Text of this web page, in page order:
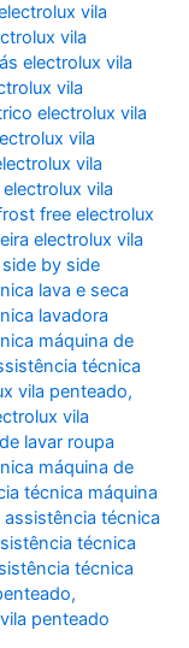
vila
vila
electrolux vila
vila
electrolux vila
vila
vila
vila
free electrolux
electrolux vila
by side
lava e seca
lavadora
máquina de
técnica
vila penteado,
vila
lavar roupa
máquina de
técnica máquina
assistência técnica
técnica
técnica
,
penteado